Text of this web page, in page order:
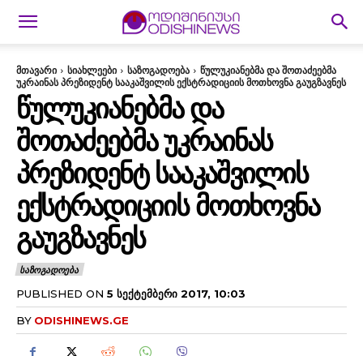
მთავარი სიახლეები საზოგადოება
წულუკიანებმა და შოთაძეებმა
უკრაინას პრეზიდენტ სააკაშვილის ექსტრადიციის მოთხოვნა გაუგზავნეს
ᲬᲣᲚᲣᲙᲘᲐᲜᲔᲑᲛᲐ ᲓᲐ
ᲨᲝᲗᲐᲫᲔᲔᲑᲛᲐ ᲣᲙᲠᲐᲘᲜᲐᲡ
ᲞᲠᲔᲖᲘᲓᲔᲜᲢ ᲡᲐᲐᲙᲐᲨᲕᲘᲚᲘᲡ
ᲔᲥᲡᲢᲠᲐᲓᲘᲪᲘᲘᲡ ᲛᲝᲗᲮᲝᲕᲜᲐ
ᲒᲐᲣᲒᲖᲐᲕᲜᲔᲡ
ᲡᲐᲖᲝᲒᲐᲓᲝᲔᲑᲐ
PUBLISHED ON 5 ᲡᲔᲥᲢᲔᲛᲑᲔᲠᲘ 2017, 10:03
BY ODISHINEWS.GE